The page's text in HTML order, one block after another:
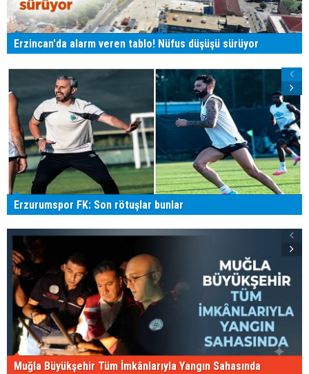
Erzincan'da alarm veren tablo! Nüfus düşüşü sürüyor
Erzurumspor FK: Son rötuşlar bunlar
Muğla Büyükşehir Tüm İmkânlarıyla Yangın Sahasında